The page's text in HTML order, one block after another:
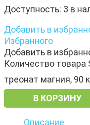
Доступность: 3 в
Добавить в
Избранного
Добавить в
Количество товара
треонат магния, 90
В КОРЗИНУ
Описание